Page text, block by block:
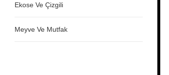
Ekose Ve Çizgili
Meyve Ve Mutfak